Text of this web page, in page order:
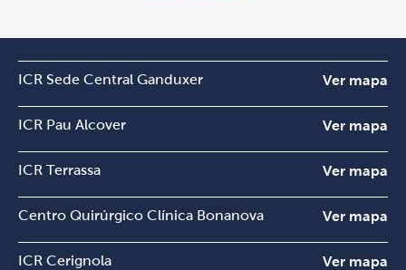
ICR Sede Central Ganduxer Ver mapa
ICR Pau Alcover Ver mapa
ICR Terrassa Ver mapa
Centro Quirúrgico Clínica Bonanova Ver mapa
ICR Cerignola Ver mapa